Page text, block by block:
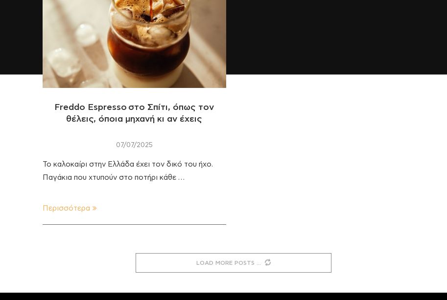
Freddo Espresso στο Σπίτι, όπως τον
θέλεις, όποια μηχανή κι αν έχεις
07/07/2025
Το καλοκαίρι στην Ελλάδα έχει τον δικό του ήχο.
Παγάκια που χτυπούν στο ποτήρι κάθε …
Περισσότερα
LOAD MORE POSTS